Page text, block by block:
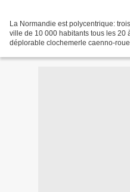
La Normandie est polycentrique:
ville de 10 000 habitants tous les 20
déplorable clochemerle caenno-